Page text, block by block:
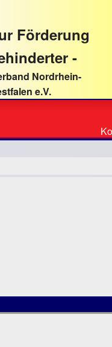
Förderung
-
Nordrhein-
e.V.